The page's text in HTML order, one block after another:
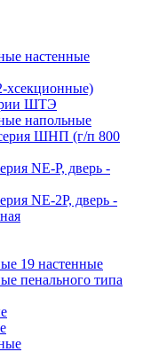
настенные
ШТЭ
напольные
ШНП (г/п 800
NE-P, дверь -
NE-2P, дверь -
19 настенные
пенального типа